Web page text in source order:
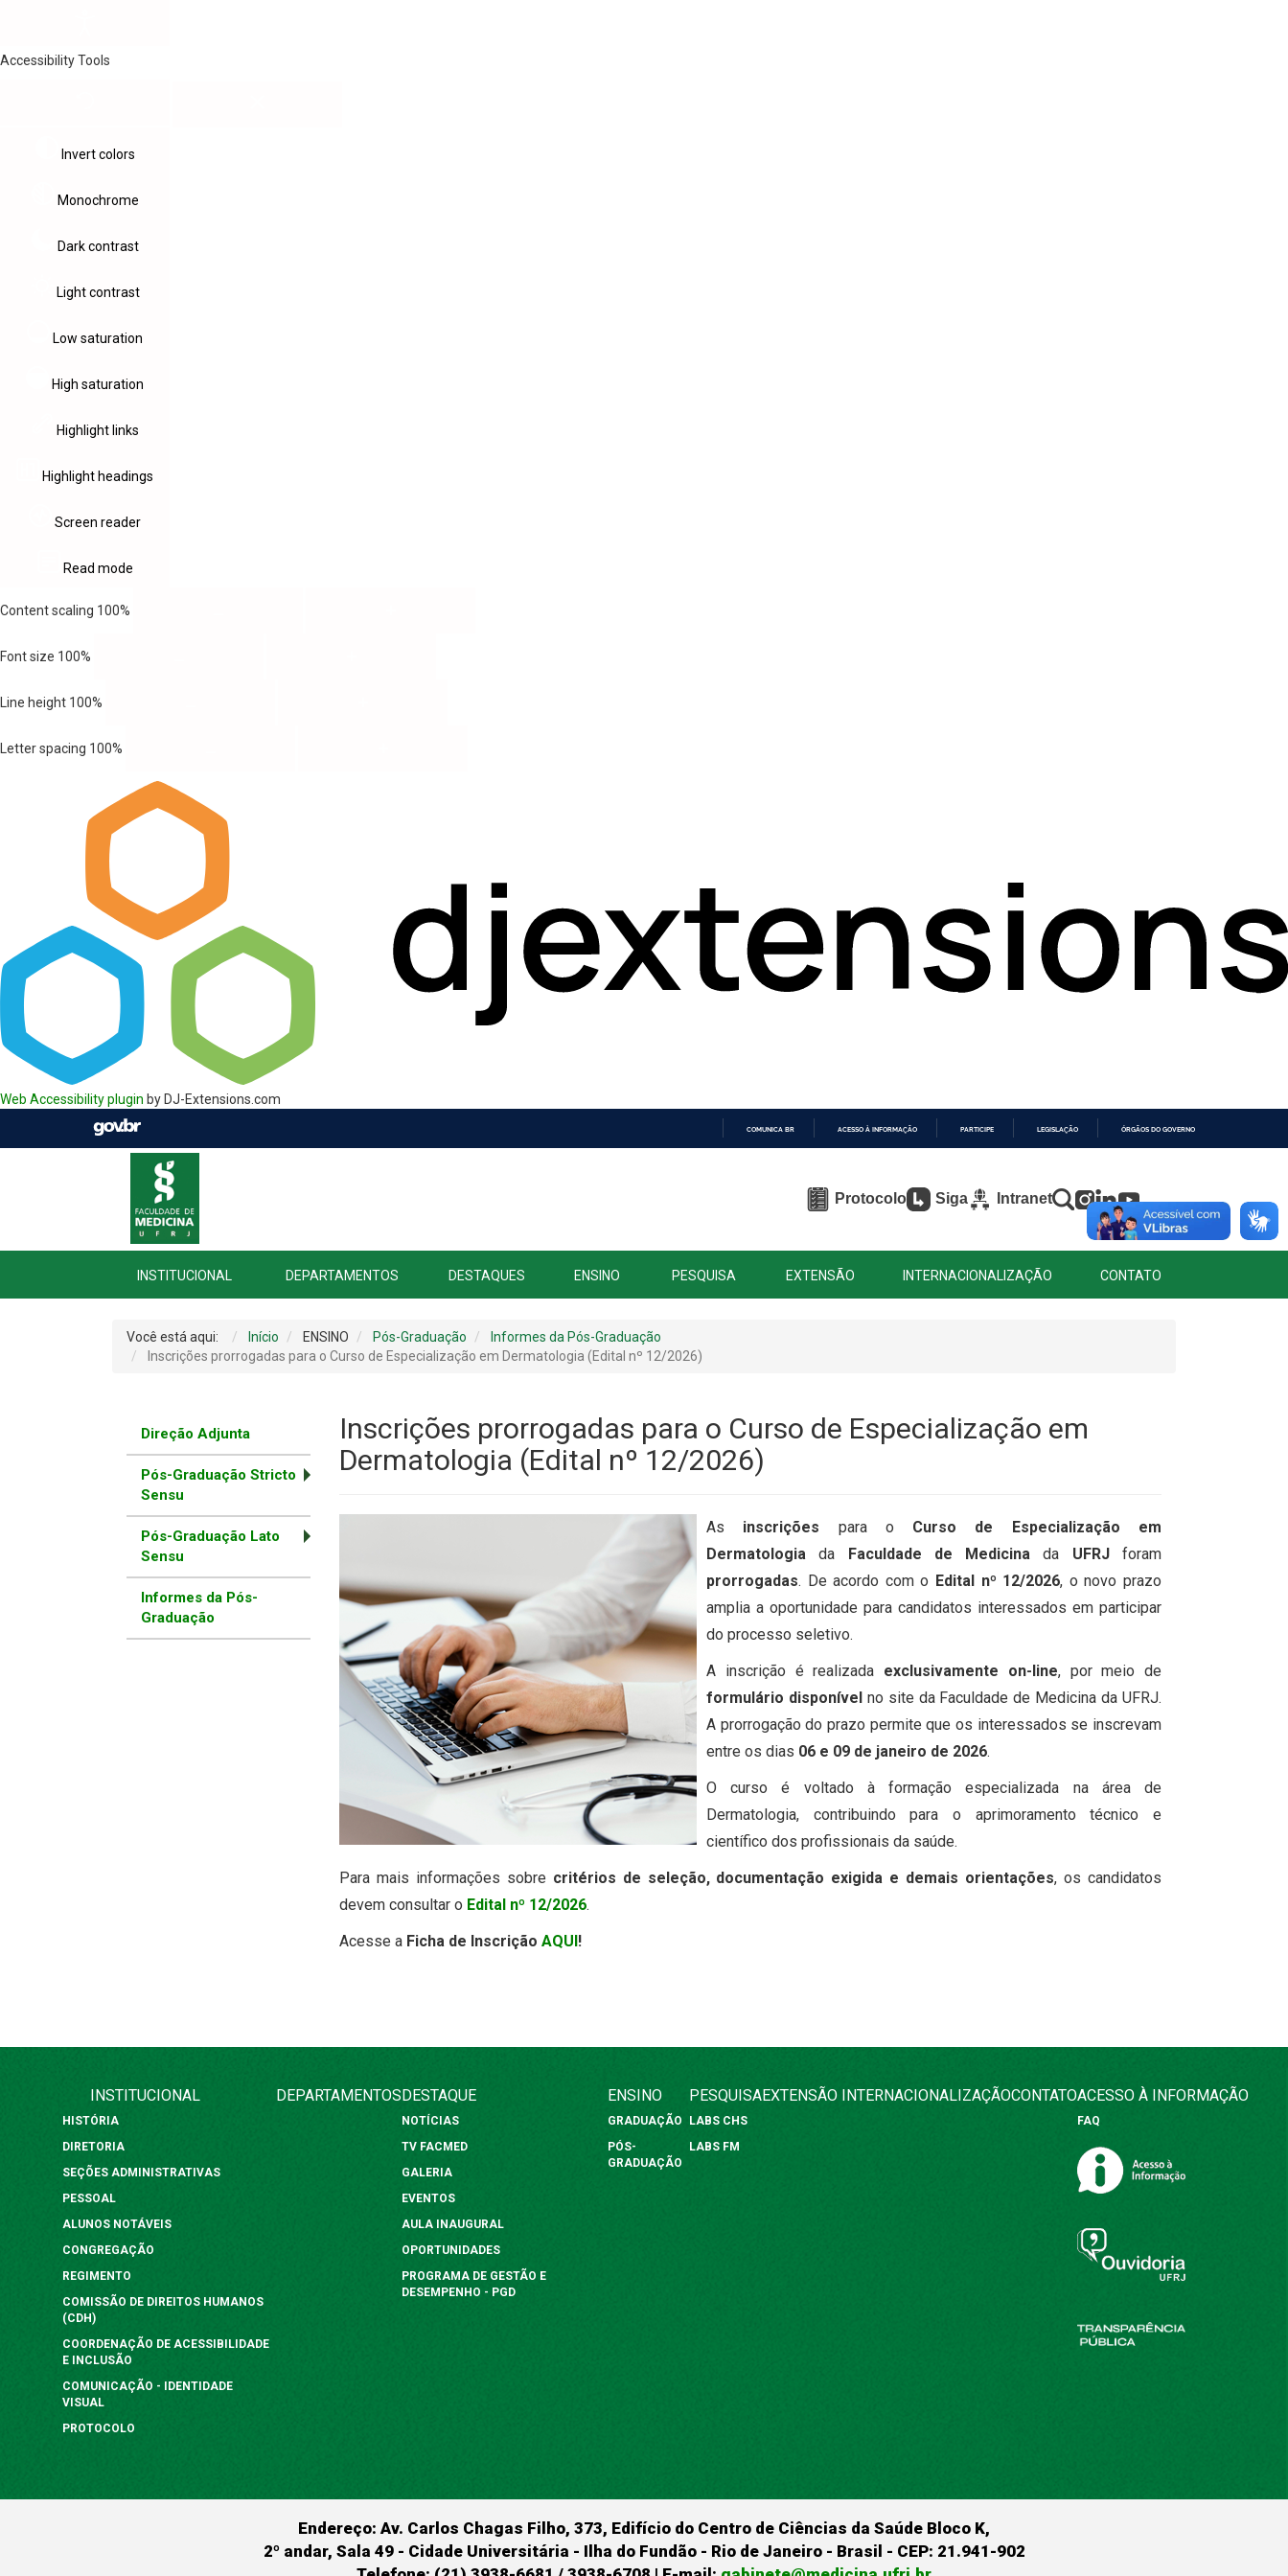
Accessibility Tools
Invert colors
Monochrome
Dark contrast
Light contrast
Low saturation
High saturation
Highlight links
Highlight headings
Screen reader
Read mode
Content scaling 100%
Font size 100%
Line height 100%
Letter spacing 100%
Web Accessibility plugin by DJ-Extensions.com
COMUNICA BR ACESSO À INFORMAÇÃO PARTICIPE LEGISLAÇÃO ÓRGÃOS DO GOVERNO
Protocolo Siga Intranet
INSTITUCIONAL DEPARTAMENTOS DESTAQUES ENSINO PESQUISA EXTENSÃO INTERNACIONALIZAÇÃO CONTATO
Você está aqui: Início ENSINO Pós-Graduação
Informes da Pós-Graduação
Inscrições prorrogadas para o Curso de Especialização em Dermatologia (Edital nº 12/2026)
Direção Adjunta
Pós-Graduação Stricto
Sensu
Pós-Graduação Lato
Sensu
Informes da Pós-
Graduação
Inscrições prorrogadas para o Curso de Especialização em
Dermatologia (Edital nº 12/2026)
As inscrições para o Curso de Especialização em
Dermatologia da Faculdade de Medicinada UFRJforam
prorrogadas. De acordo com o Edital nº 12/2026, o novo prazo
amplia a oportunidade para candidatos interessados em participar
do processo seletivo.
A inscrição é realizada exclusivamente on-line, por meio de
formulário disponívelno site da Faculdade de Medicina da UFRJ.
A prorrogação do prazo permite que os interessados se inscrevam
entre os dias 06 e 09 de janeiro de 2026.
O curso é voltado à formação especializada na área de
Dermatologia, contribuindo para o aprimoramento técnico e
científico dos profissionais da saúde.
Para mais informações sobre critérios de seleção, documentação exigida e demais orientações, os candidatos
devem consultar o Edital nº 12/2026.
Acesse a Ficha de Inscrição AQUI!
INSTITUCIONAL
HISTÓRIA
DIRETORIA
SEÇÕES ADMINISTRATIVAS
PESSOAL
ALUNOS NOTÁVEIS
CONGREGAÇÃO
REGIMENTO
COMISSÃO DE DIREITOS HUMANOS
(CDH)
COORDENAÇÃO DE ACESSIBILIDADE
E INCLUSÃO
COMUNICAÇÃO - IDENTIDADE
VISUAL
PROTOCOLO
DEPARTAMENTOSDESTAQUE
NOTÍCIAS
TV FACMED
GALERIA
EVENTOS
AULA INAUGURAL
OPORTUNIDADES
PROGRAMA DE GESTÃO E
DESEMPENHO - PGD
ENSINO
GRADUAÇÃO
PÓS-
GRADUAÇÃO
PESQUISA
LABS CHS
LABS FM
EXTENSÃO INTERNACIONALIZAÇÃOCONTATOACESSO À INFORMAÇÃO
FAQ
Endereço: Av. Carlos Chagas Filho, 373, Edifício do Centro de Ciências da Saúde Bloco K,
2º andar, Sala 49 - Cidade Universitária - Ilha do Fundão - Rio de Janeiro - Brasil - CEP: 21.941-902